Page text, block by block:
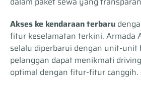
Akses ke kendaraan terbaru
fitur keselamatan terkini. Armada
selalu diperbarui dengan unit-unit
pelanggan dapat menikmati
optimal dengan fitur-fitur canggih.